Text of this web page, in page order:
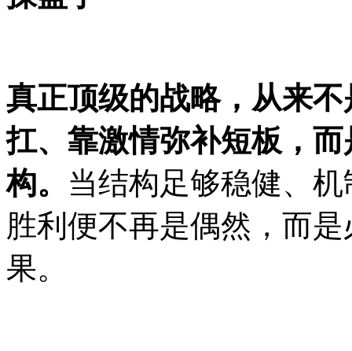
真正顶级的战略，从来
扛、靠激情弥补短板，
构。 当结构足够稳健、
胜利便不再是偶然，而
果。